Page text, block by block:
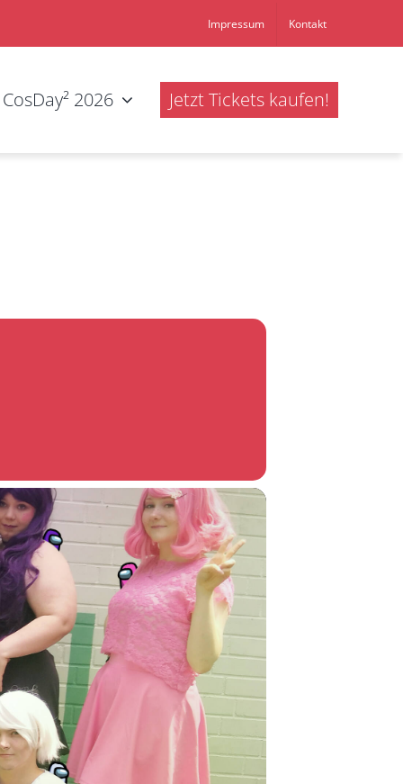
Impressum Kontakt
CosDay² 2026 Jetzt Tickets kaufen!